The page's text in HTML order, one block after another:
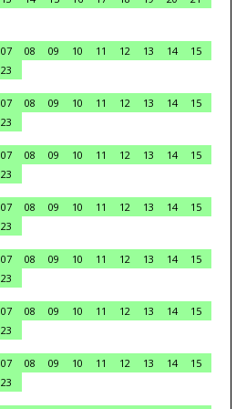
07 08 09 10 11 12 13 14
15
23
07 08 09 10 11 12 13 14
15
23
07 08 09 10 11 12 13 14
15
23
07 08 09 10 11 12 13 14
15
23
07 08 09 10 11 12 13 14
15
23
07 08 09 10 11 12 13 14
15
23
07 08 09 10 11 12 13 14
15
23